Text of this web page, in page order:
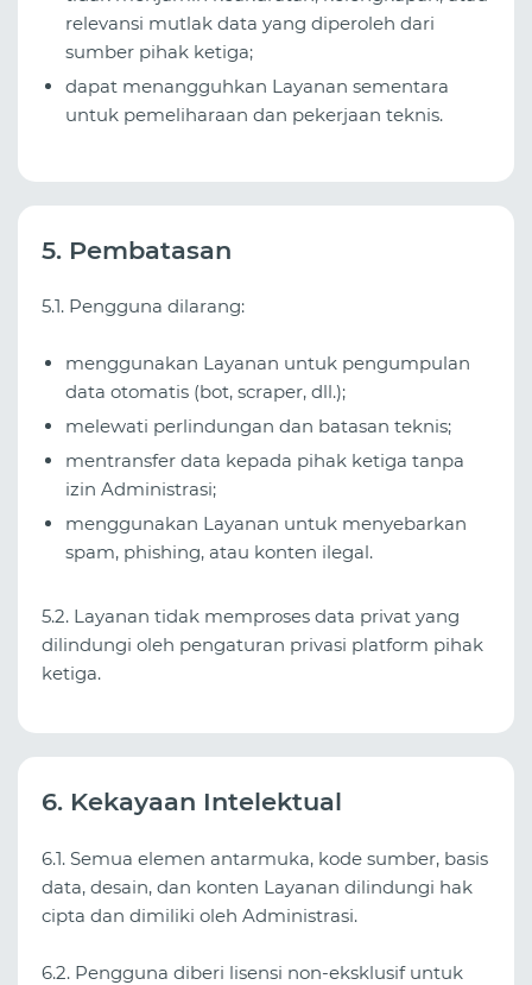
relevansi mutlak data yang diperoleh dari
sumber pihak ketiga;
dapat menangguhkan Layanan sementara
untuk pemeliharaan dan pekerjaan teknis.
5. Pembatasan
5.1. Pengguna dilarang:
menggunakan Layanan untuk pengumpulan
data otomatis (bot, scraper, dll.);
melewati perlindungan dan batasan teknis;
mentransfer data kepada pihak ketiga tanpa
izin Administrasi;
menggunakan Layanan untuk menyebarkan
spam, phishing, atau konten ilegal.
5.2. Layanan tidak memproses data privat yang
dilindungi oleh pengaturan privasi platform pihak
ketiga.
6. Kekayaan Intelektual
6.1. Semua elemen antarmuka, kode sumber, basis
data, desain, dan konten Layanan dilindungi hak
cipta dan dimiliki oleh Administrasi.
6.2. Pengguna diberi lisensi non‑eksklusif untuk